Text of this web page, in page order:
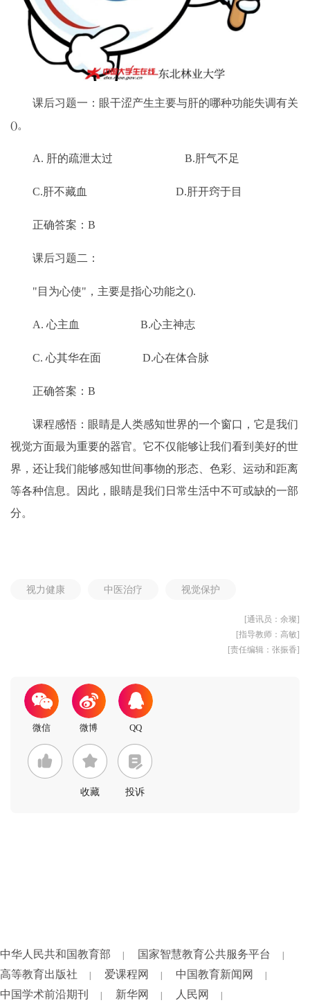
课后习题一：眼干涩产生主要与肝的哪种功能失调有关
()。
A. 肝的疏泄太过 B.肝气不足
C.肝不藏血 D.肝开窍于目
正确答案：B
课后习题二：
"目为心使"，主要是指心功能之().
A. 心主血 B.心主神志
C. 心其华在面 D.心在体合脉
正确答案：B
课程感悟：眼睛是人类感知世界的一个窗口，它是我们
视觉方面最为重要的器官。它不仅能够让我们看到美好的世
界，还让我们能够感知世间事物的形态、色彩、运动和距离
等各种信息。因此，眼睛是我们日常生活中不可或缺的一部
分。
视力健康 中医治疗 视觉保护
[通讯员：余璨]
[指导教师：高敏]
[责任编辑：张振香]
收藏 投诉
中华人民共和国教育部 国家智慧教育公共服务平台
高等教育出版社 爱课程网 中国教育新闻网
中国学术前沿期刊 新华网 人民网